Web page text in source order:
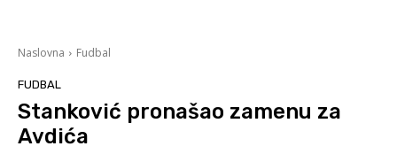
Naslovna Fudbal
FUDBAL
Stanković pronašao zamenu za
Avdića